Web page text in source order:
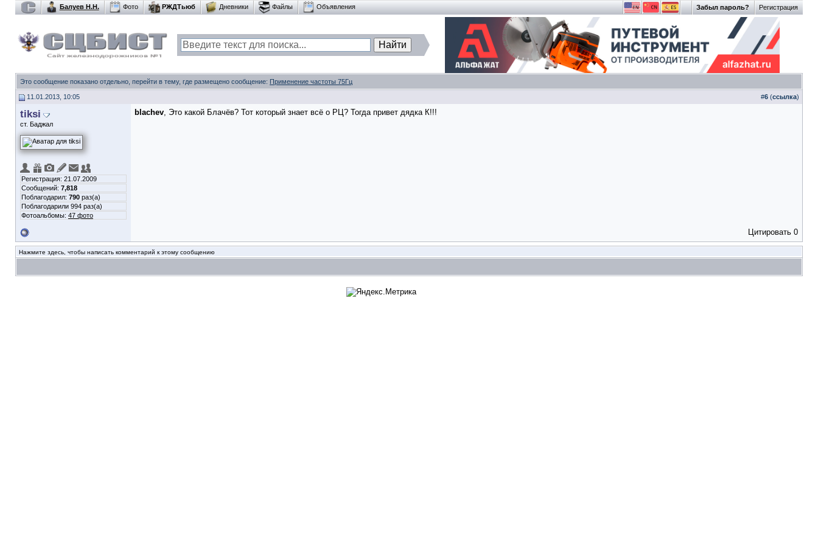
Регистрация
Забыл пароль?
Балуев Н.Н. Фото РЖДТьюб Дневники Файлы Объявления
Это сообщение показано отдельно, перейти в тему, где размещено сообщение: Применение частоты 75Гц
11.01.2013, 10:05 #6 (ссылка)
tiksi
ст. Баджал
Регистрация: 21.07.2009
Сообщений: 7,818
Поблагодарил: 790 раз(а)
Поблагодарили 994 раз(а)
Фотоальбомы: 47 фото
blachev, Это какой Блачёв? Тот который знает всё о РЦ? Тогда привет дядка К!!!
Цитировать 0
Нажмите здесь, чтобы написать комментарий к этому сообщению